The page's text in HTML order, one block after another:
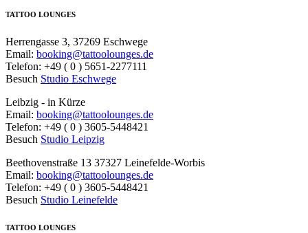
TATTOO LOUNGES
Herrengasse 3, 37269 Eschwege
Email: booking@tattoolounges.de
Telefon: +49 ( 0 ) 5651-2277111
Besuch Studio Eschwege
Leibzig - in Kürze
Email: booking@tattoolounges.de
Telefon: +49 ( 0 ) 3605-5448421
Besuch Studio Leipzig
Beethovenstraße 13 37327 Leinefelde-Worbis
Email: booking@tattoolounges.de
Telefon: +49 ( 0 ) 3605-5448421
Besuch Studio Leinefelde
TATTOO LOUNGES